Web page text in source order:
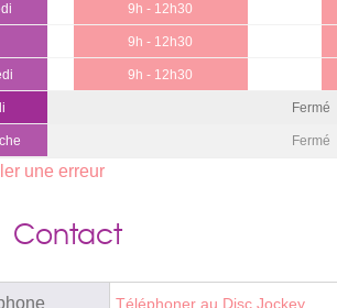
9h - 12h30
9h - 12h30
9h - 12h30
Fermé
Fermé
une erreur
Contact
Téléphoner au Disc Jockey